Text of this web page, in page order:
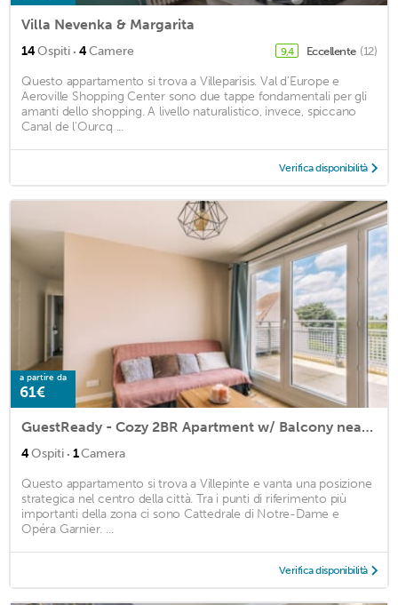
Villa Nevenka & Margarita
14Ospiti · 4Camere 9,4 Eccellente (12)
Questo appartamento si trova a Villeparisis. Val d'Europe e
Aeroville Shopping Center sono due tappe fondamentali per gli
amanti dello shopping. A livello naturalistico, invece, spiccano
Canal de l'Ourcq ...
Verifica disponibilità
a partire da
61€
GuestReady - Cozy 2BR Apartment w/ Balcony near Vert Galant Station
4Ospiti · 1Camera
Questo appartamento si trova a Villepinte e vanta una posizione
strategica nel centro della città. Tra i punti di riferimento più
importanti della zona ci sono Cattedrale di Notre-Dame e
Opéra Garnier. ...
Verifica disponibilità